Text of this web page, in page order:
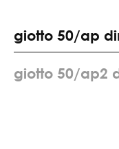
giotto 50/ap di
giotto 50/ap2